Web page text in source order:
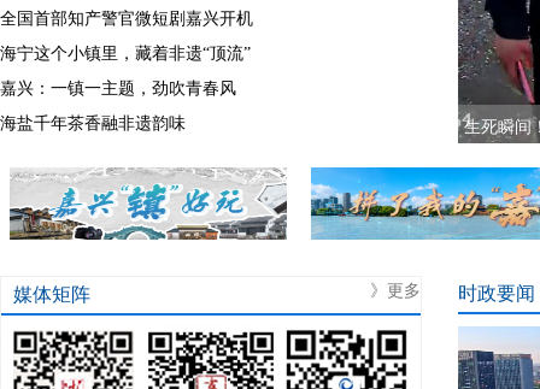
全国首部知产警官微短剧嘉兴开机
海宁这个小镇里，藏着非遗“顶流”
嘉兴：一镇一主题，劲吹青春风
海盐千年茶香融非遗韵味
一分钟超
媒体矩阵 》更多 时政要闻